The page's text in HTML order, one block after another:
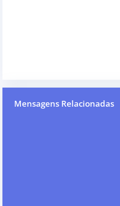
Mensagens Relacionadas